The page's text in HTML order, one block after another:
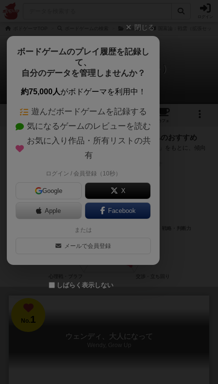
国富論
国富論：戦雲（拡張セット）
次のおすすめボードゲーム
2
カフェ
『国富論：戦雲（拡張セット）』が好きな方へのおすすめ
このゲームのトップページで投票された「プレイ感の評価」をもとに、傾向
が近いボードゲームをランキング形式で紹介します。
No.1
ウェンディ、大人になって
Wendy, Grow Up
閉じる
ボードゲームのプレイ履歴を記録し
て、
自分のデータを管理しませんか？
約75,000人がボドゲーマを利用中！
遊んだボードゲームを記録する
気になるゲームのレビューを読む
お気に入り作品・所有リストの共
有
ログイン / 会員登録（10秒）
Google X
Apple Facebook
または
メールで会員登録
しばらく表示しない